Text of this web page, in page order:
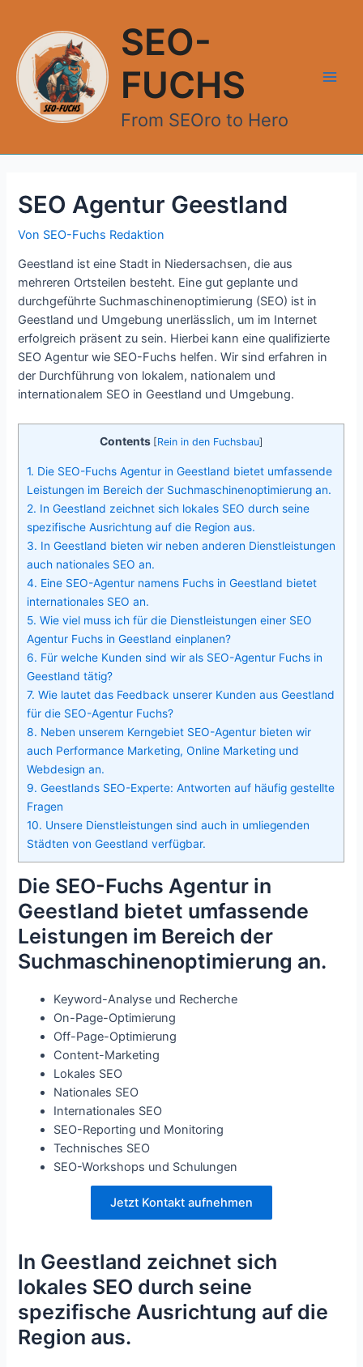
springen
SEO-
FUCHS
From SEOro to Hero
SEO Agentur Geestland
Von SEO-Fuchs Redaktion
Geestland ist eine Stadt in Niedersachsen, die aus
mehreren Ortsteilen besteht. Eine gut geplante und
durchgeführte Suchmaschinenoptimierung (SEO) ist in
Geestland und Umgebung unerlässlich, um im Internet
erfolgreich präsent zu sein. Hierbei kann eine qualifizierte
SEO Agentur wie SEO-Fuchs helfen. Wir sind erfahren in
der Durchführung von lokalem, nationalem und
internationalem SEO in Geestland und Umgebung.
Contents [Rein in den Fuchsbau]
1. Die SEO-Fuchs Agentur in Geestland bietet umfassende
Leistungen im Bereich der Suchmaschinenoptimierung an.
2. In Geestland zeichnet sich lokales SEO durch seine
spezifische Ausrichtung auf die Region aus.
3. In Geestland bieten wir neben anderen Dienstleistungen
auch nationales SEO an.
4. Eine SEO-Agentur namens Fuchs in Geestland bietet
internationales SEO an.
5. Wie viel muss ich für die Dienstleistungen einer SEO
Agentur Fuchs in Geestland einplanen?
6. Für welche Kunden sind wir als SEO-Agentur Fuchs in
Geestland tätig?
7. Wie lautet das Feedback unserer Kunden aus Geestland
für die SEO-Agentur Fuchs?
8. Neben unserem Kerngebiet SEO-Agentur bieten wir
auch Performance Marketing, Online Marketing und
Webdesign an.
9. Geestlands SEO-Experte: Antworten auf häufig gestellte
Fragen
10. Unsere Dienstleistungen sind auch in umliegenden
Städten von Geestland verfügbar.
Die SEO-Fuchs Agentur in
Geestland bietet umfassende
Leistungen im Bereich der
Suchmaschinenoptimierung an.
Keyword-Analyse und Recherche
On-Page-Optimierung
Off-Page-Optimierung
Content-Marketing
Lokales SEO
Nationales SEO
Internationales SEO
SEO-Reporting und Monitoring
Technisches SEO
SEO-Workshops und Schulungen
Jetzt Kontakt aufnehmen
In Geestland zeichnet sich
lokales SEO durch seine
spezifische Ausrichtung auf die
Region aus.